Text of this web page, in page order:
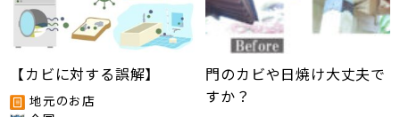
【カビに対する誤解】
地元のお店
門のカビや日焼け大丈夫で
すか？